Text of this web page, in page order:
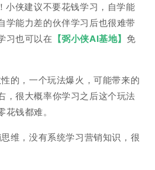
小侠建议不要花钱学习，自学能
学能力差的伙伴学习后也很难带
习也可以在 【弼小侠AI基地】免
的，一个玩法爆火，可能带来的
，很大概率你学习之后这个玩法
钱都难。
维，没有系统学习营销知识，很